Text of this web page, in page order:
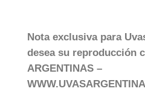
Nota exclusiva para
desea su reproducción
ARGENTINAS –